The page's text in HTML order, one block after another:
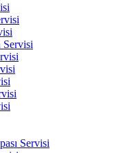
Servisi
Servisi